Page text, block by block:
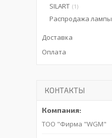
SILART 1
Распродажа лампы
Доставка
Оплата
КОНТАКТЫ
ТОО "Фирма "WGM"